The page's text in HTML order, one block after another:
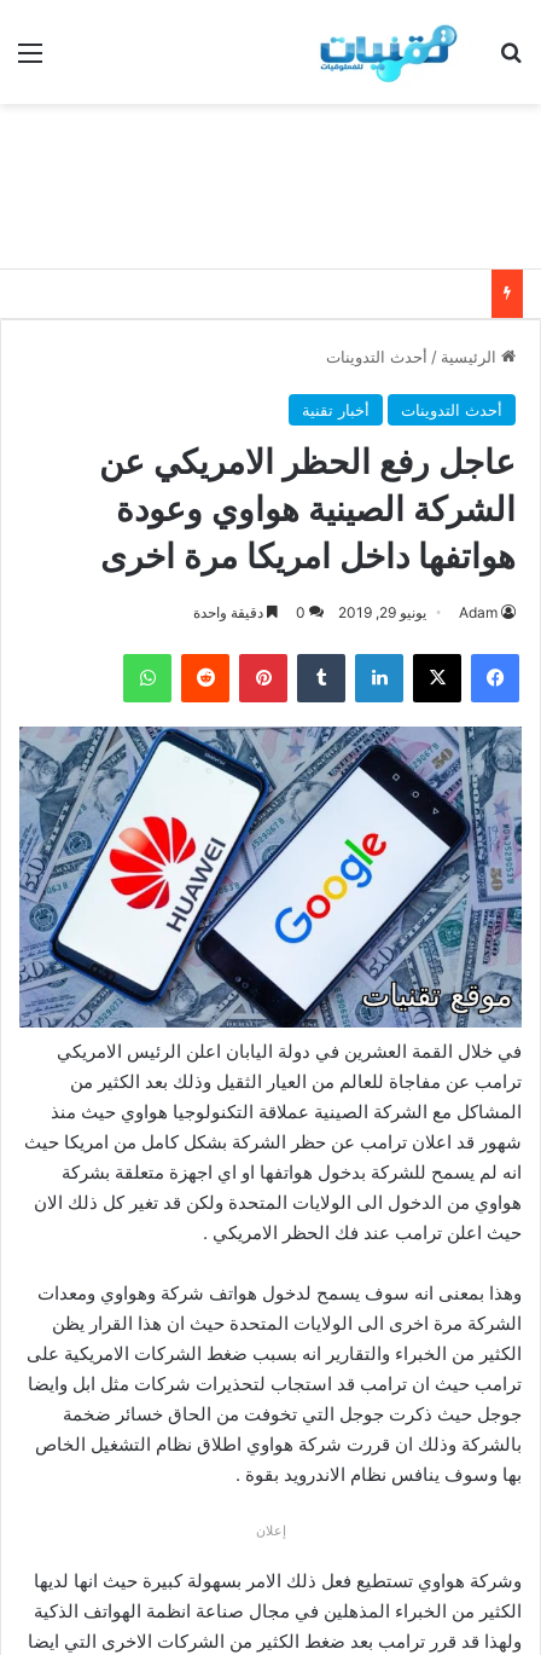
بحث عن
الرئيسية / أحدث التدوينات
أحدث التدوينات أخبار تقنية
عاجل رفع الحظر الامريكي عن
الشركة الصينية هواوي وعودة
هواتفها داخل امريكا مرة اخرى
Adam يونيو 29, 2019 0 دقيقة واحدة
فيسبوك ‫X لينكدإن بينتيريست واتساب
في خلال القمة العشرين في دولة اليابان اعلن الرئيس الامريكي
ترامب عن مفاجاة للعالم من العيار الثقيل وذلك بعد الكثير من
المشاكل مع الشركة الصينية عملاقة التكنولوجيا هواوي حيث منذ
شهور قد اعلان ترامب عن حظر الشركة بشكل كامل من امريكا حيث
انه لم يسمح للشركة بدخول هواتفها او اي اجهزة متعلقة بشركة
هواوي من الدخول الى الولايات المتحدة ولكن قد تغير كل ذلك الان
حيث اعلن ترامب عند فك الحظر الامريكي .
وهذا بمعنى انه سوف يسمح لدخول هواتف شركة وهواوي ومعدات
الشركة مرة اخرى الى الولايات المتحدة حيث ان هذا القرار يظن
الكثير من الخبراء والتقارير انه بسبب ضغط الشركات الامريكية على
ترامب حيث ان ترامب قد استجاب لتحذيرات شركات مثل ابل وايضا
جوجل حيث ذكرت جوجل التي تخوفت من الحاق خسائر ضخمة
بالشركة وذلك ان قررت شركة هواوي اطلاق نظام التشغيل الخاص
بها وسوف ينافس نظام الاندرويد بقوة .
إعلان
وشركة هواوي تستطيع فعل ذلك الامر بسهولة كبيرة حيث انها لديها
الكثير من الخبراء المذهلين في مجال صناعة انظمة الهواتف الذكية
ولهذا قد قرر ترامب بعد ضغط الكثير من الشركات الاخرى التي ايضا